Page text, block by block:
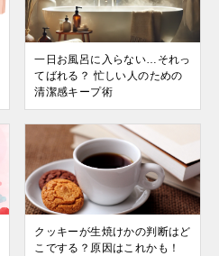
一日お風呂に入らない…それっ
てばれる？ 忙しい人のための
清潔感キープ術
クッキーが生焼けかの判断はど
こでする？原因はこれかも！